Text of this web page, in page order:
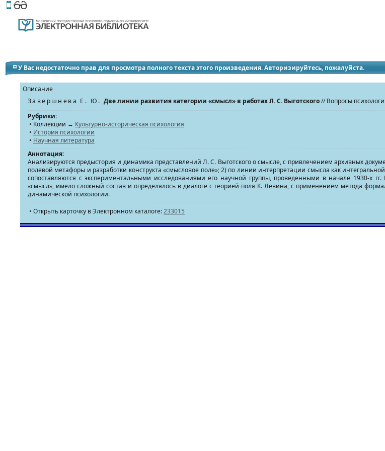
Этот сайт поддерживает
У Вас недостаточно прав для просмотра полного текста этого произведения. Авторизируйтесь, пожалуйста.
Описание
Завершнева Е. Ю. Две линии развития категории «смысл» в работах Л. С. Выготского// Вопросы
Рубрики:
• Коллекции → Культурно-историческая психология
• История психологии
• Научная литература
Аннотация:
Анализируются предыстория и динамика представлений Л. С. Выготского о смысле, с привлечением архивных
полевой метафоры и разработки конструкта «смысловое поле»; 2) по линии интерпретации смысла как
сопоставляются с экспериментальными исследованиями его научной группы, проведенными в начале 1930-х
«смысл», имело сложный состав и определялось в диалоге с теорией поля К. Левина, с применением метода
динамической психологии.
• Открыть карточку в Электронном каталоге:233015